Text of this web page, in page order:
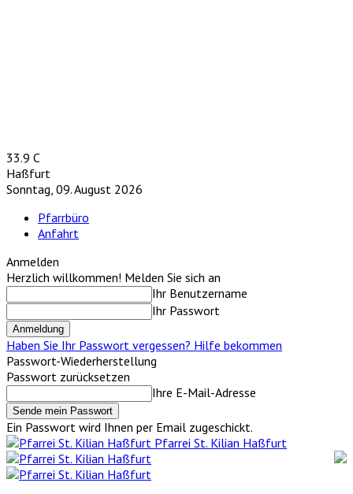
33.9 C
Haßfurt
Sonntag, 09. August 2026
Pfarrbüro
Anfahrt
Anmelden
Herzlich willkommen! Melden Sie sich an
Ihr Benutzername
Ihr Passwort
Haben Sie Ihr Passwort vergessen? Hilfe bekommen
Passwort-Wiederherstellung
Passwort zurücksetzen
Ihre E-Mail-Adresse
Ein Passwort wird Ihnen per Email zugeschickt.
Pfarrei St. Kilian Haßfurt